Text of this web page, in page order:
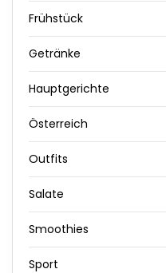
Frühstück
Getränke
Hauptgerichte
Österreich
Outfits
Salate
Smoothies
Sport